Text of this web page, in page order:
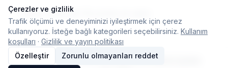
Henüz yorum yok. İlk yorumu siz yapın.
© 2026 TypelishAna SayfaEkipİletişimÇerez ayarları
Çerezler ve gizlilik
Trafik ölçümü ve deneyiminizi iyileştirmek için çerez
kullanıyoruz. İsteğe bağlı kategorileri seçebilirsiniz. Kullanım
koşulları · Gizlilik ve yayın politikası
Özelleştir
Zorunlu olmayanları reddet